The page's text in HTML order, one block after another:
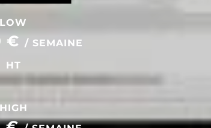
LOW
€ / SEMAINE
HT
HIGH